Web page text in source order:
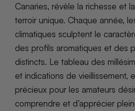
Canaries, révèle la richesse et
terroir unique. Chaque année,
climatiques sculptent le
des profils aromatiques et des
distincts. Le tableau des
et indications de vieillissement,
précieux pour les amateurs
comprendre et d’apprécier